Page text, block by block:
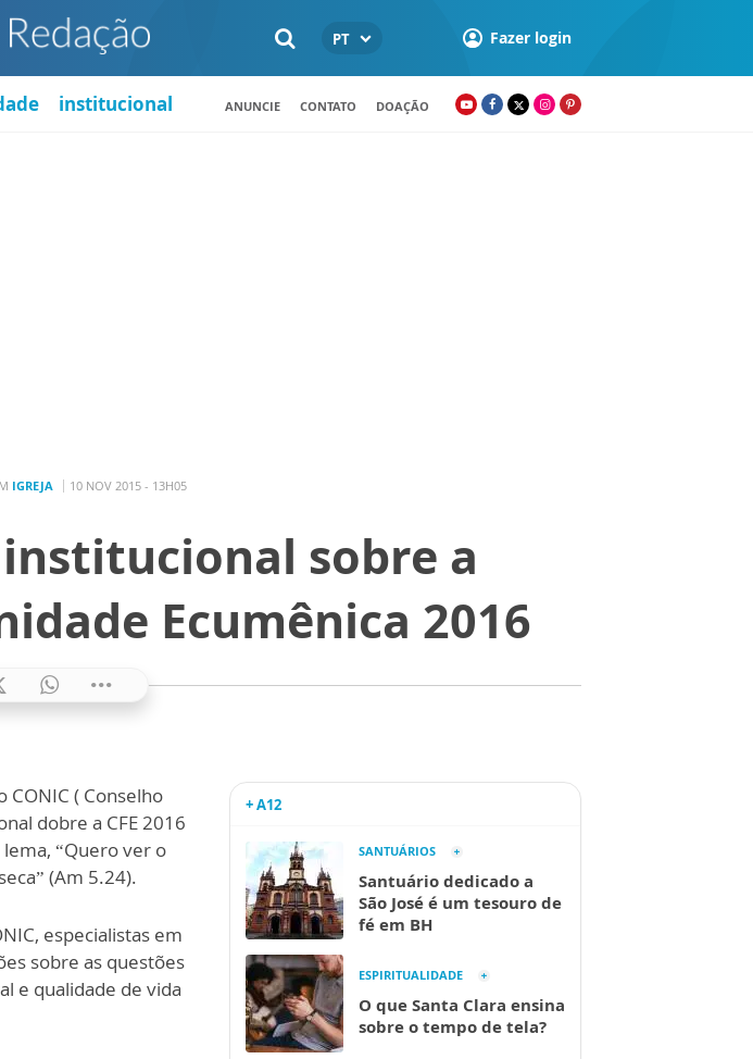
PT Fazer login
institucional ANUNCIE CONTATO DOAÇÃO
IGREJA 10 NOV 2015 - 13H05
sobre a
Ecumênica 2016
CONIC ( Conselho
dobre a CFE 2016
“Quero ver o
(Am 5.24).
especialistas em
sobre as questões
e qualidade de vida
+ A12
SANTUÁRIOS
Santuário dedicado a
São José é um tesouro de
fé em BH
ESPIRITUALIDADE
O que Santa Clara ensina
sobre o tempo de tela?